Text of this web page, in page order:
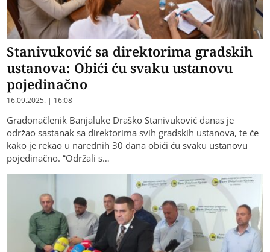
Stanivuković sa direktorima gradskih
ustanova: Obići ću svaku ustanovu
pojedinačno
16.09.2025. | 16:08
Gradonačlenik Banjaluke Draško Stanivuković danas je
održao sastanak sa direktorima svih gradskih ustanova, te će
kako je rekao u narednih 30 dana obići ću svaku ustanovu
pojedinačno. “Održali s…